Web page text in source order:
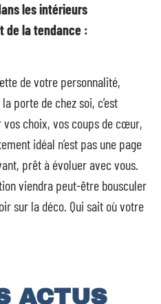
les intérieurs
de la tendance :
de votre personnalité,
porte de chez soi, c’est
choix, vos coups de cœur,
idéal n’est pas une page
prêt à évoluer avec vous.
viendra peut-être bousculer
sur la déco. Qui sait où votre
ACTUS